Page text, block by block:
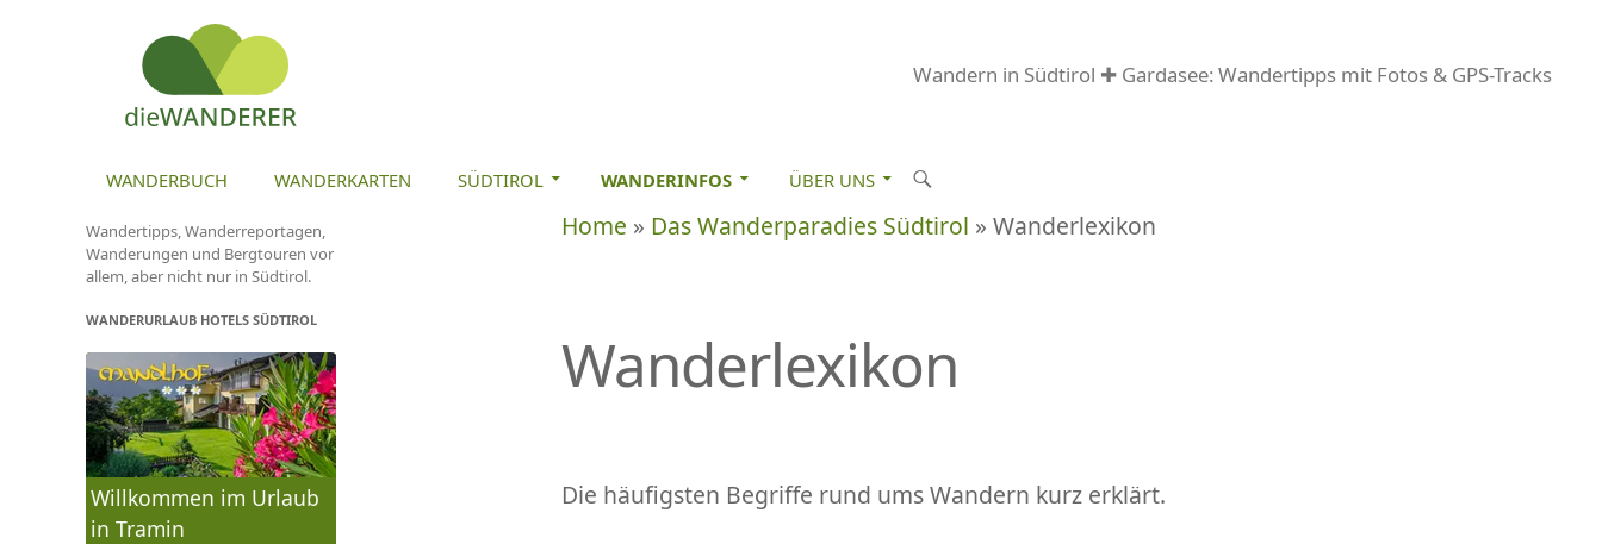
Wandern in Südtirol ✚ Gardasee: Wandertipps mit Fotos & GPS-Tracks
S
c
n
WANDERBUCH WANDERKARTEN SÜDTIROL WANDERINFOS ÜBER UNS
Home » Das Wanderparadies Südtirol » Wanderlexikon
Wanderlexikon
Die häufigsten Begriffe rund ums Wandern kurz erklärt.
Wandertipps, Wanderreportagen,
Wanderungen und Bergtouren vor
allem, aber nicht nur in Südtirol.
WANDERURLAUB HOTELS SÜDTIROL
Willkommen im Urlaub
in Tramin